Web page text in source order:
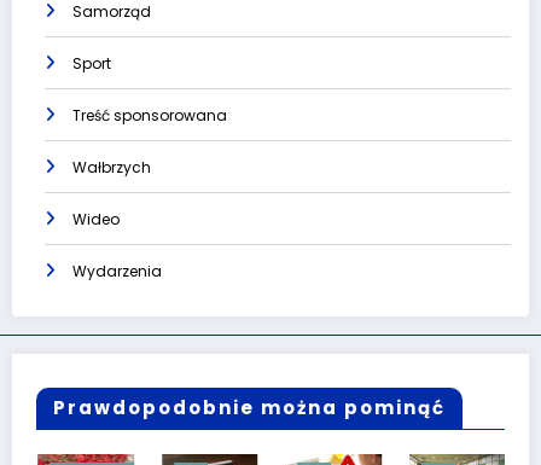
Samorząd
Sport
Treść sponsorowana
Wałbrzych
Wideo
Wydarzenia
Prawdopodobnie można pominąć